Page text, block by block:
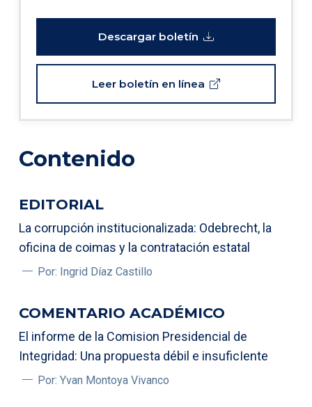
Descargar boletín
Leer boletín en línea
Contenido
EDITORIAL
La corrupción institucionalizada: Odebrecht, la
oficina de coimas y la contratación estatal
Por: Ingrid Díaz Castillo
COMENTARIO ACADÉMICO
El informe de la Comision Presidencial de
Integridad: Una propuesta débil e insuficIente
Por: Yvan Montoya Vivanco